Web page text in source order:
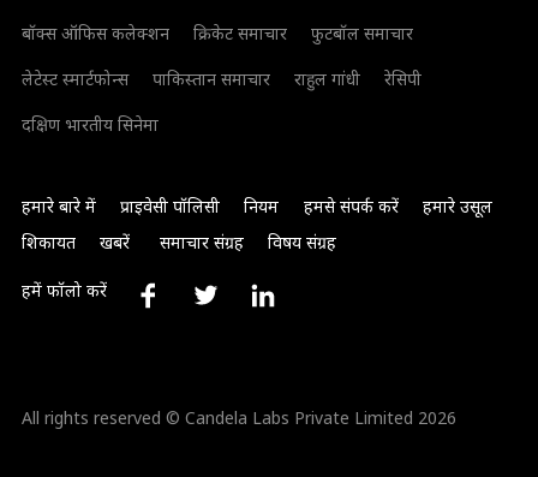
बॉक्स ऑफिस कलेक्शन
क्रिकेट समाचार
फुटबॉल समाचार
लेटेस्ट स्मार्टफोन्स
पाकिस्तान समाचार राहुल गांधी
रेसिपी
दक्षिण भारतीय सिनेमा
हमारे बारे में प्राइवेसी पॉलिसी नियम हमसे संपर्क करें
हमारे उसूल
शिकायत
खबरें समाचार संग्रह विषय संग्रह
हमें फॉलो करें
All rights reserved © Candela Labs Private Limited 2026